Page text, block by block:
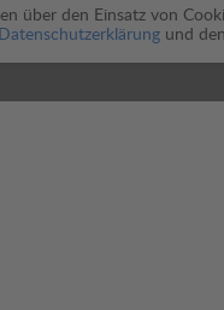
über den Einsatz von
Datenschutzerklärung und den